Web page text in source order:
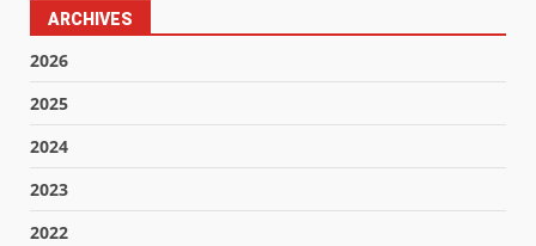
ARCHIVES
2026
2025
2024
2023
2022